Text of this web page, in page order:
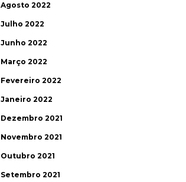
Agosto 2022
Julho 2022
Junho 2022
Março 2022
Fevereiro 2022
Janeiro 2022
Dezembro 2021
Novembro 2021
Outubro 2021
Setembro 2021